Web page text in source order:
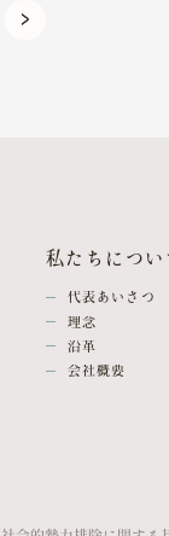
私たちについ
代表あいさつ
理念
沿革
会社概要